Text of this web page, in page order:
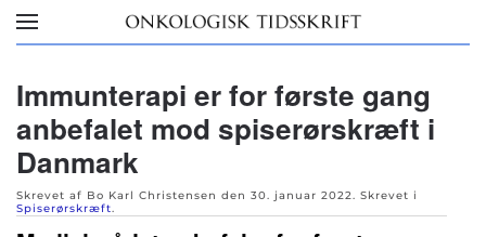
Skip to main content
Immunterapi er for første gang
anbefalet mod spiserørskræft i
Danmark
Skrevet af Bo Karl Christensen den 30. januar 2022. Skrevet i
Spiserørskræft.